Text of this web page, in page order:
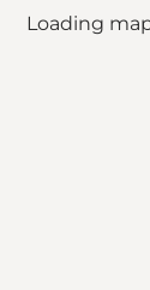
Loading